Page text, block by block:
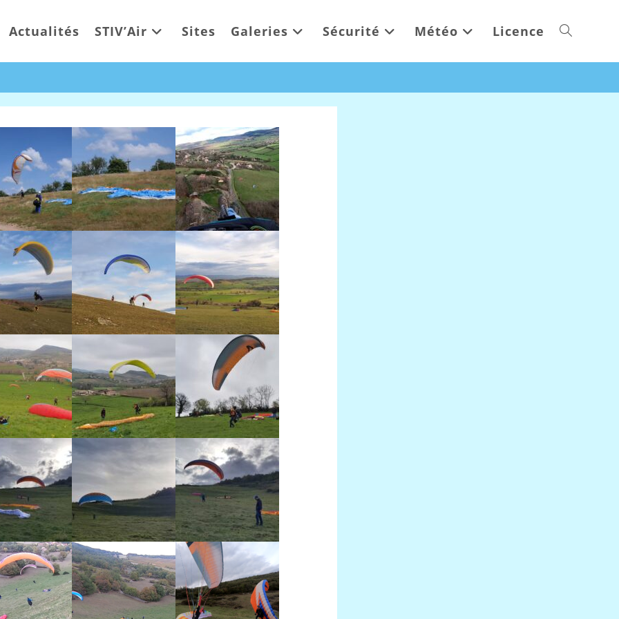
Actualités STIV’Air Sites Galeries Sécurité Météo Licence Toggle
website